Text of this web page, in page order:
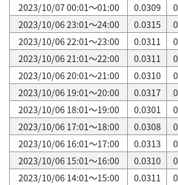
2023/10/07 00:01～01:00
0.0309
2023/10/06 23:01～24:00
0.0315
2023/10/06 22:01～23:00
0.0311
2023/10/06 21:01～22:00
0.0311
2023/10/06 20:01～21:00
0.0310
2023/10/06 19:01～20:00
0.0317
2023/10/06 18:01～19:00
0.0301
2023/10/06 17:01～18:00
0.0308
2023/10/06 16:01～17:00
0.0313
2023/10/06 15:01～16:00
0.0310
2023/10/06 14:01～15:00
0.0311